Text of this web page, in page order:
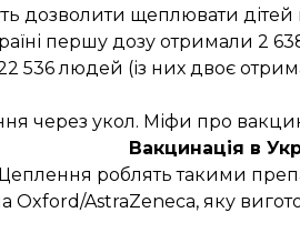
дозволити щеплювати дітей
першу дозу отримали 2
536 людей (із них двоє
через укол. Міфи про
Вакцинація в
роблять такими
Oxford/AstraZeneca, яку